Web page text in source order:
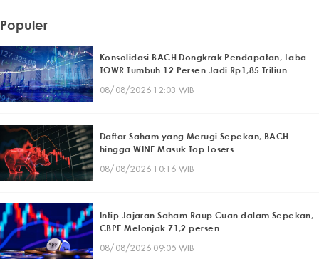
Populer
Konsolidasi BACH Dongkrak Pendapatan, Laba
TOWR Tumbuh 12 Persen Jadi Rp1,85 Triliun
08/08/2026 12:03 WIB
Daftar Saham yang Merugi Sepekan, BACH
hingga WINE Masuk Top Losers
08/08/2026 10:16 WIB
Intip Jajaran Saham Raup Cuan dalam Sepekan,
CBPE Melonjak 71,2 persen
08/08/2026 09:05 WIB